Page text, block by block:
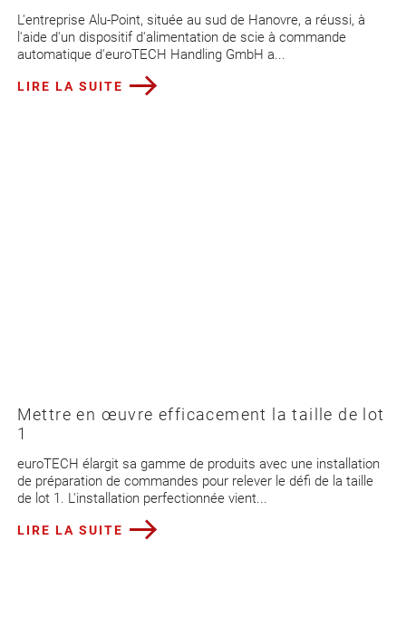
L'entreprise Alu-Point, située au sud de Hanovre, a réussi, à
l'aide d'un dispositif d'alimentation de scie à commande
automatique d'euroTECH Handling GmbH a...
LIRE LA SUITE
Mettre en œuvre efficacement la taille de lot
1
euroTECH élargit sa gamme de produits avec une installation
de préparation de commandes pour relever le défi de la taille
de lot 1. L'installation perfectionnée vient...
LIRE LA SUITE